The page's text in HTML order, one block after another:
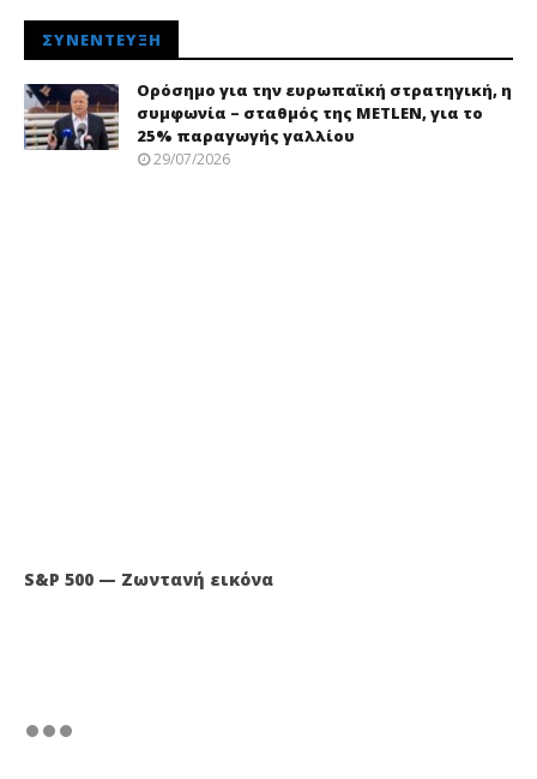
ΣΥΝΈΝΤΕΥΞΗ
Ορόσημο για την ευρωπαϊκή στρατηγική, η
συμφωνία – σταθμός της METLEN, για το
25% παραγωγής γαλλίου
29/07/2026
S&P 500 — Ζωντανή εικόνα